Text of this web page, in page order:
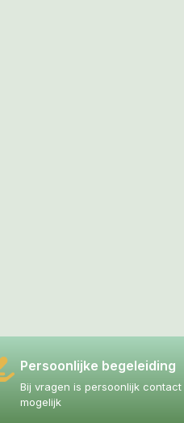
Persoonlijke begeleiding
Bij vragen is persoonlijk contact
mogelijk